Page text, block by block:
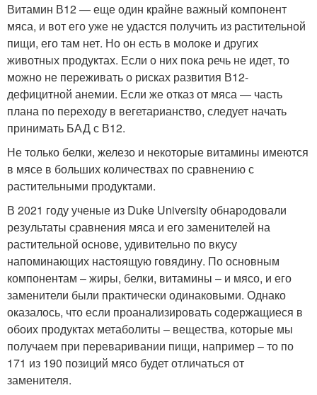
Витамин В12 — еще один крайне важный компонент
мяса, и вот его уже не удастся получить из растительной
пищи, его там нет. Но он есть в молоке и других
животных продуктах. Если о них пока речь не идет, то
можно не переживать о рисках развития В12-
дефицитной анемии. Если же отказ от мяса — часть
плана по переходу в вегетарианство, следует начать
принимать БАД с В12.
Не только белки, железо и некоторые витамины имеются
в мясе в больших количествах по сравнению с
растительными продуктами.
В 2021 году ученые из Duke University обнародовали
результаты сравнения мяса и его заменителей на
растительной основе, удивительно по вкусу
напоминающих настоящую говядину. По основным
компонентам – жиры, белки, витамины – и мясо, и его
заменители были практически одинаковыми. Однако
оказалось, что если проанализировать содержащиеся в
обоих продуктах метаболиты – вещества, которые мы
получаем при переваривании пищи, например – то по
171 из 190 позиций мясо будет отличаться от
заменителя.